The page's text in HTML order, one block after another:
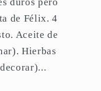
de Félix. 4
Aceite de
Hierbas